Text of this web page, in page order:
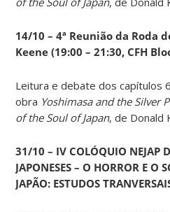
14/10 – 4ª Reunião da Roda
Keene (19:00 – 21:30, CFH
Leitura e debate dos capítulos
obra Yoshimasa and the Silver
of the Soul of Japan, de Donald
31/10 – IV COLÓQUIO NEJAP
JAPONESES – O HORROR E O
JAPÃO: ESTUDOS